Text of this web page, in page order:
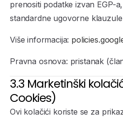
prenositi podatke izvan EGP-
standardne ugovorne klauzule
Više informacija:
Pravna osnova: pristanak
3.3 Marketinški
Cookies)
Ovi kolačići koriste se za